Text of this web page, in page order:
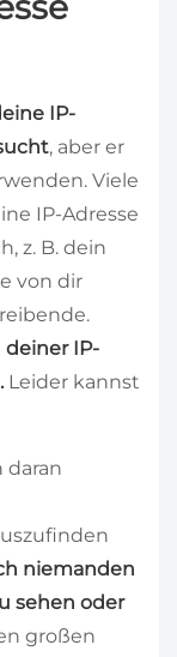
IP-
, aber er
Viele
IP-Adresse
z. B. dein
von dir
deiner IP-
Leider kannst
daran
niemanden
sehen oder
großen